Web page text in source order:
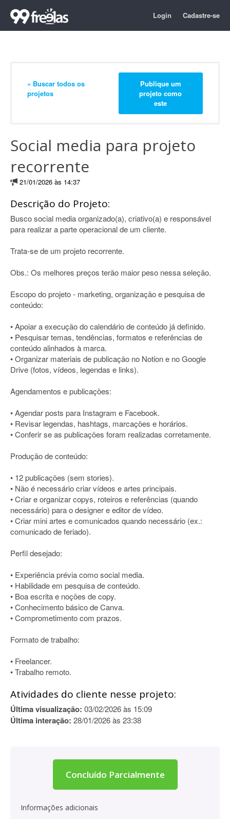
Login Cadastre-se
« Buscar todos os
projetos
Publique um
projeto como
este
Social media para projeto
recorrente
21/01/2026 às 14:37
Descrição do Projeto:
Busco social media organizado(a), criativo(a) e responsável
para realizar a parte operacional de um cliente.
Trata-se de um projeto recorrente.
Obs.: Os melhores preços terão maior peso nessa seleção.
Escopo do projeto - marketing, organização e pesquisa de
conteúdo:
• Apoiar a execução do calendário de conteúdo já definido.
• Pesquisar temas, tendências, formatos e referências de
conteúdo alinhados à marca.
• Organizar materiais de publicação no Notion e no Google
Drive (fotos, vídeos, legendas e links).
Agendamentos e publicações:
• Agendar posts para Instagram e Facebook.
• Revisar legendas, hashtags, marcações e horários.
• Conferir se as publicações foram realizadas corretamente.
Produção de conteúdo:
• 12 publicações (sem stories).
• Não é necessário criar vídeos e artes principais.
• Criar e organizar copys, roteiros e referências (quando
necessário) para o designer e editor de vídeo.
• Criar mini artes e comunicados quando necessário (ex.:
comunicado de feriado).
Perfil desejado:
• Experiência prévia como social media.
• Habilidade em pesquisa de conteúdo.
• Boa escrita e noções de copy.
• Conhecimento básico de Canva.
• Comprometimento com prazos.
Formato de trabalho:
• Freelancer.
• Trabalho remoto.
Atividades do cliente nesse projeto:
Última visualização: 03/02/2026 às 15:09
Última interação: 28/01/2026 às 23:38
Concluído Parcialmente
Informações adicionais